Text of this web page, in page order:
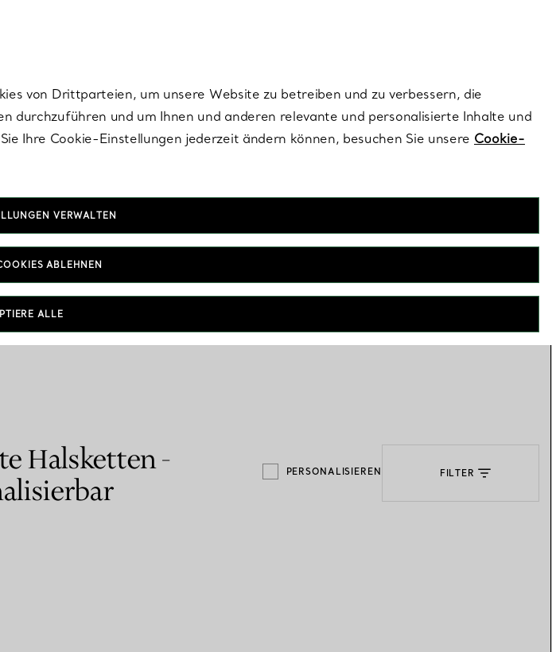
Halsketten
Designs – diese Halsketten
Halsketten -
PERSONALISIEREN FILTER
von Drittparteien, um unsere Website zu betreiben und zu verbessern, die
durchzuführen und um Ihnen und anderen relevante und personalisierte Inhalte und
Ihre Cookie-Einstellungen jederzeit ändern können, besuchen Sie unsere Cookie-
VERWALTEN
ABLEHNEN
ALLE